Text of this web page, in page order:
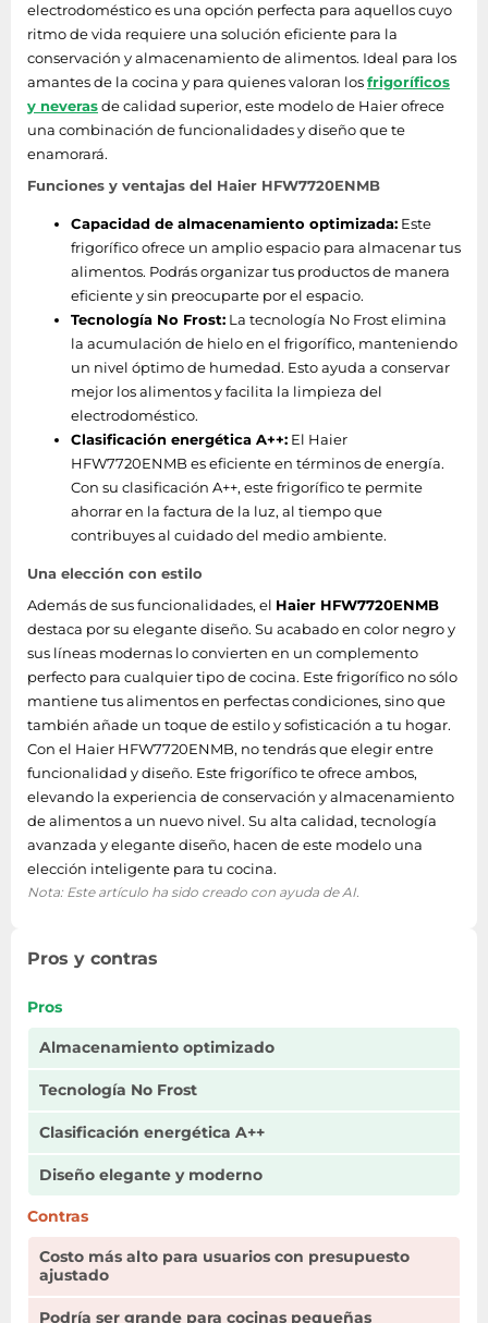
entrada AC
Corriente 1,5 A
Consumo de energía
anual
302 kWh
energética
De la A a la G
Clase de eficiencia
de energía
E
Ergonomía
Bluetooth Si
Alarma de puerta
(abierta)
Zona fresca
Si
Congelador
Cubiteras Si
Congelador número
de puertas
2
Función de
congelado rápido
Si
automática
(congelador)
Congelador,
capacidad neta
Índice Star
Tiempo de
almacenamiento en
caso de fallo de
electrodoméstico es una opción perfecta para aquellos cuyo
ritmo de vida requiere una solución eficiente para la
conservación y almacenamiento de alimentos. Ideal para los
amantes de la cocina y para quienes valoran losfrigoríficos
y neverasde calidad superior, este modelo de Haier ofrece
una combinación de funcionalidades y diseño que te
enamorará.
Funciones y ventajas del Haier HFW7720ENMB
Capacidad de almacenamiento optimizada: Este
frigorífico ofrece un amplio espacio para almacenar tus
alimentos. Podrás organizar tus productos de manera
eficiente y sin preocuparte por el espacio.
Tecnología No Frost: La tecnología No Frost elimina
la acumulación de hielo en el frigorífico, manteniendo
un nivel óptimo de humedad. Esto ayuda a conservar
mejor los alimentos y facilita la limpieza del
electrodoméstico.
Clasificación energética A++: El Haier
HFW7720ENMB es eficiente en términos de energía.
Con su clasificación A++, este frigorífico te permite
ahorrar en la factura de la luz, al tiempo que
contribuyes al cuidado del medio ambiente.
Una elección con estilo
Además de sus funcionalidades, el Haier HFW7720ENMB
destaca por su elegante diseño. Su acabado en color negro y
sus líneas modernas lo convierten en un complemento
perfecto para cualquier tipo de cocina. Este frigorífico no sólo
mantiene tus alimentos en perfectas condiciones, sino que
también añade un toque de estilo y sofisticación a tu hogar.
Con el Haier HFW7720ENMB, no tendrás que elegir entre
funcionalidad y diseño. Este frigorífico te ofrece ambos,
elevando la experiencia de conservación y almacenamiento
de alimentos a un nuevo nivel. Su alta calidad, tecnología
avanzada y elegante diseño, hacen de este modelo una
elección inteligente para tu cocina.
Nota: Este artículo ha sido creado con ayuda de AI.
Pros y contras
Pros
Almacenamiento optimizado
Tecnología No Frost
Clasificación energética A++
Diseño elegante y moderno
Contras
Costo más alto para usuarios con presupuesto
ajustado
Podría ser grande para cocinas pequeñas